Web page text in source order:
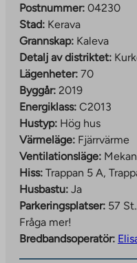
Postnummer: 04230
Stad: Kerava
Grannskap: Kaleva
Detalj av distriktet:
Lägenheter: 70
Byggår: 2019
Energiklass: C2013
Hustyp: Hög hus
Värmeläge: Fjärrvärme
Ventilationsläge:
Hiss: Trappan 5 A,
Husbastu: Ja
Parkeringsplatser: 57
Fråga mer!
Bredbandsoperatör: